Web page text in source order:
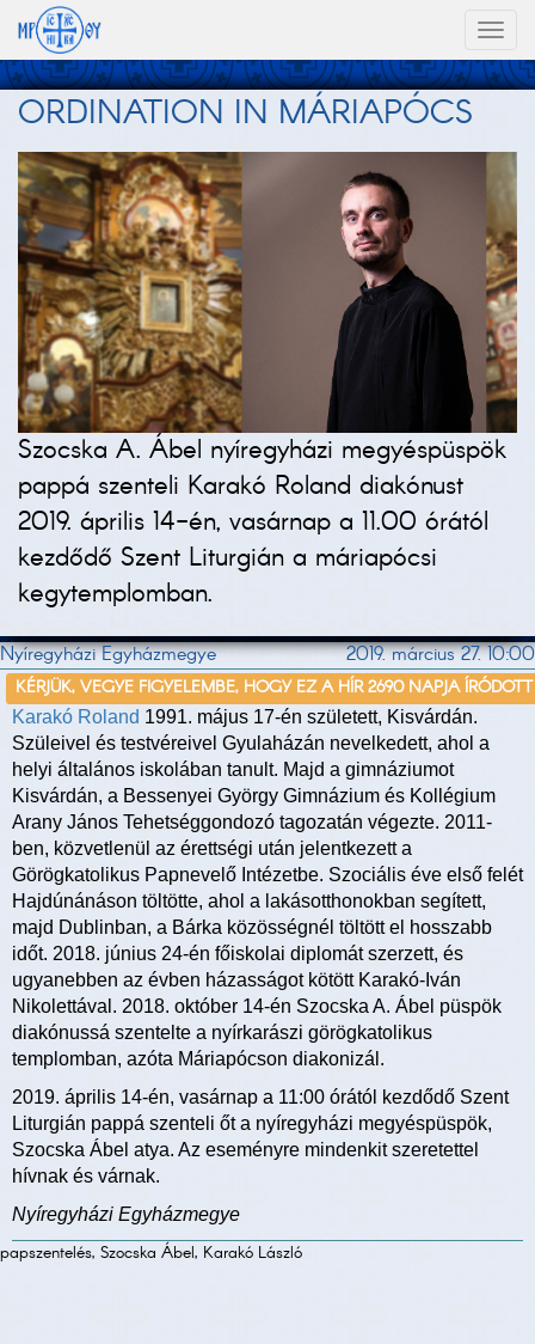
ORDINATION IN MÁRIAPÓCS
Szocska A. Ábel nyíregyházi megyéspüspök
pappá szenteli Karakó Roland diakónust
2019. április 14-én, vasárnap a 11.00 órától
kezdődő Szent Liturgián a máriapócsi
kegytemplomban.
Nyíregyházi Egyházmegye 2019. március 27. 10:00
KÉRJÜK, VEGYE FIGYELEMBE, HOGY EZ A HÍR 2690 NAPJA ÍRÓDOTT
Karakó Roland 1991. május 17-én született, Kisvárdán.
Szüleivel és testvéreivel Gyulaházán nevelkedett, ahol a
helyi általános iskolában tanult. Majd a gimnáziumot
Kisvárdán, a Bessenyei György Gimnázium és Kollégium
Arany János Tehetséggondozó tagozatán végezte. 2011-
ben, közvetlenül az érettségi után jelentkezett a
Görögkatolikus Papnevelő Intézetbe. Szociális éve első felét
Hajdúnánáson töltötte, ahol a lakásotthonokban segített,
majd Dublinban, a Bárka közösségnél töltött el hosszabb
időt. 2018. június 24-én főiskolai diplomát szerzett, és
ugyanebben az évben házasságot kötött Karakó-Iván
Nikolettával. 2018. október 14-én Szocska A. Ábel püspök
diakónussá szentelte a nyírkarászi görögkatolikus
templomban, azóta Máriapócson diakonizál.
2019. április 14-én, vasárnap a 11:00 órától kezdődő Szent
Liturgián pappá szenteli őt a nyíregyházi megyéspüspök,
Szocska Ábel atya. Az eseményre mindenkit szeretettel
hívnak és várnak.
Nyíregyházi Egyházmegye
papszentelés, Szocska Ábel, Karakó László